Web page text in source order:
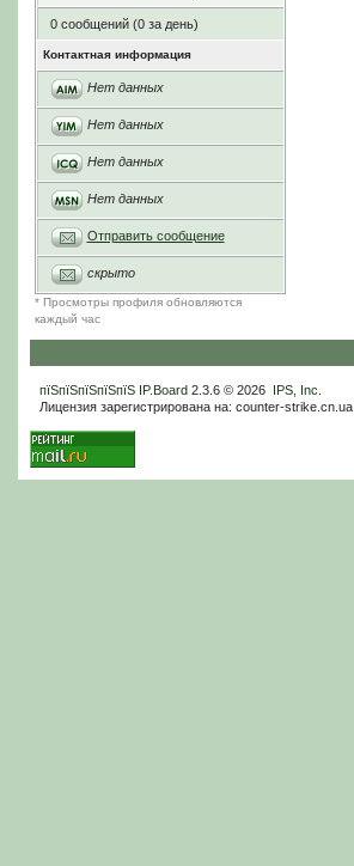
0 сообщений (0 за день)
Контактная информация
Нет данных
Нет данных
Нет данных
Нет данных
Отправить сообщение
скрыто
* Просмотры профиля обновляются
каждый час
пїЅпїЅпїЅпїЅпїЅ IP.Board2.3.6 © 2026 IPS, Inc
Лицензия зарегистрирована на: counter-strike.cn.ua